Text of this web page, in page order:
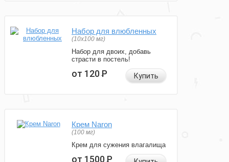
Набор для влюбленных
(10х100 мг)
Набор для двоих, добавь
страсти в постель!
от 120Р Купить
Крем Naron
(100 мг)
Крем для сужения влагалища
от 1500Р